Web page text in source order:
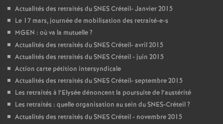
Actualités des retraités duSNESCréteil- Janvier 2015
Le 17 mars, journée de mobilisation des retraité-e-s
MGEN : où va la mutuelle?
Actualités des retraités duSNESCréteil- avril 2015
Actualités des retraités duSNESCréteil - juin 2015
Action carte pétition intersyndicale
Actualités des retraités duSNESCréteil- septembre 2015
Les retraités à l’Elysée dénoncent la poursuite de l’austérité
Les retraités : quelle organisation au sein duSNES-Créteil?
Actualités des retraités duSNESCréteil - novembre 2015